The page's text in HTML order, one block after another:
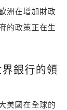
洲在增加財政
的政策正在生
銀行的領
美國在全球的